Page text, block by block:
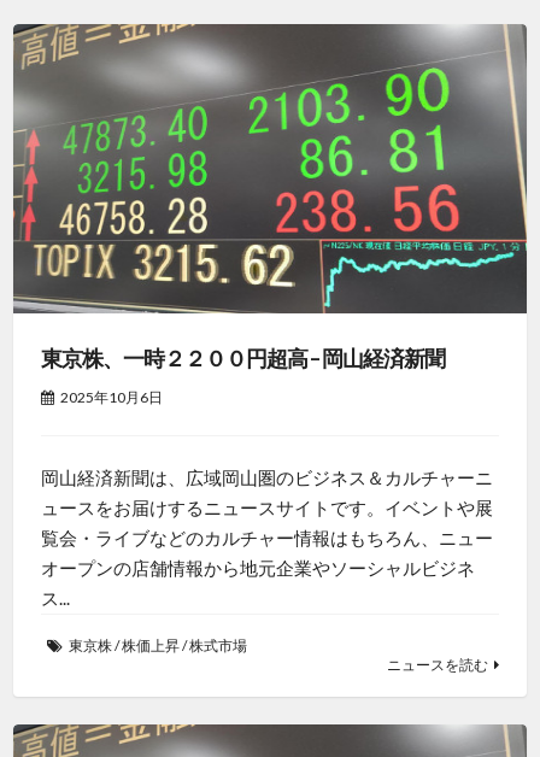
東京株、一時２２００円超高 – 岡山経済新聞
2025年10月6日
岡山経済新聞は、広域岡山圏のビジネス＆カルチャーニ
ュースをお届けするニュースサイトです。イベントや展
覧会・ライブなどのカルチャー情報はもちろん、ニュー
オープンの店舗情報から地元企業やソーシャルビジネ
ス...
東京株/株価上昇/株式市場
ニュースを読む